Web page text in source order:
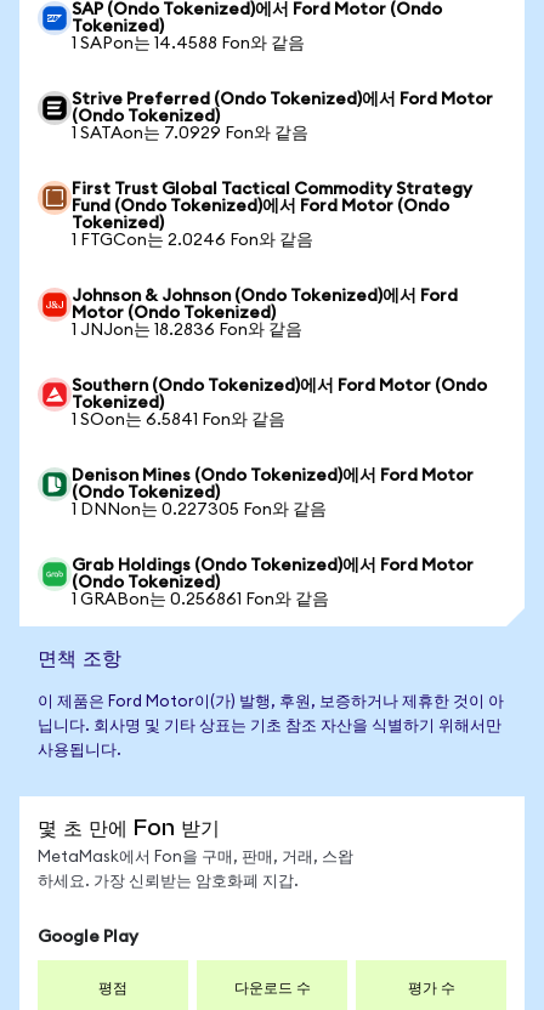
SAP (Ondo Tokenized)에서 Ford Motor (Ondo
Tokenized)
1 SAPon는 14.4588 Fon와 같음
Strive Preferred (Ondo Tokenized)에서 Ford Motor
(Ondo Tokenized)
1 SATAon는 7.0929 Fon와 같음
First Trust Global Tactical Commodity Strategy
Fund (Ondo Tokenized)에서 Ford Motor (Ondo
Tokenized)
1 FTGCon는 2.0246 Fon와 같음
Johnson & Johnson (Ondo Tokenized)에서 Ford
Motor (Ondo Tokenized)
1 JNJon는 18.2836 Fon와 같음
Southern (Ondo Tokenized)에서 Ford Motor (Ondo
Tokenized)
1 SOon는 6.5841 Fon와 같음
Denison Mines (Ondo Tokenized)에서 Ford Motor
(Ondo Tokenized)
1 DNNon는 0.227305 Fon와 같음
Grab Holdings (Ondo Tokenized)에서 Ford Motor
(Ondo Tokenized)
1 GRABon는 0.256861 Fon와 같음
면책 조항
이 제품은 Ford Motor이(가) 발행, 후원, 보증하거나 제휴한 것이 아
닙니다. 회사명 및 기타 상표는 기초 참조 자산을 식별하기 위해서만
사용됩니다.
몇 초 만에 Fon 받기
MetaMask에서 Fon을 구매, 판매, 거래, 스왑
하세요. 가장 신뢰받는 암호화폐 지갑.
Google Play
평점 다운로드 수 평가 수